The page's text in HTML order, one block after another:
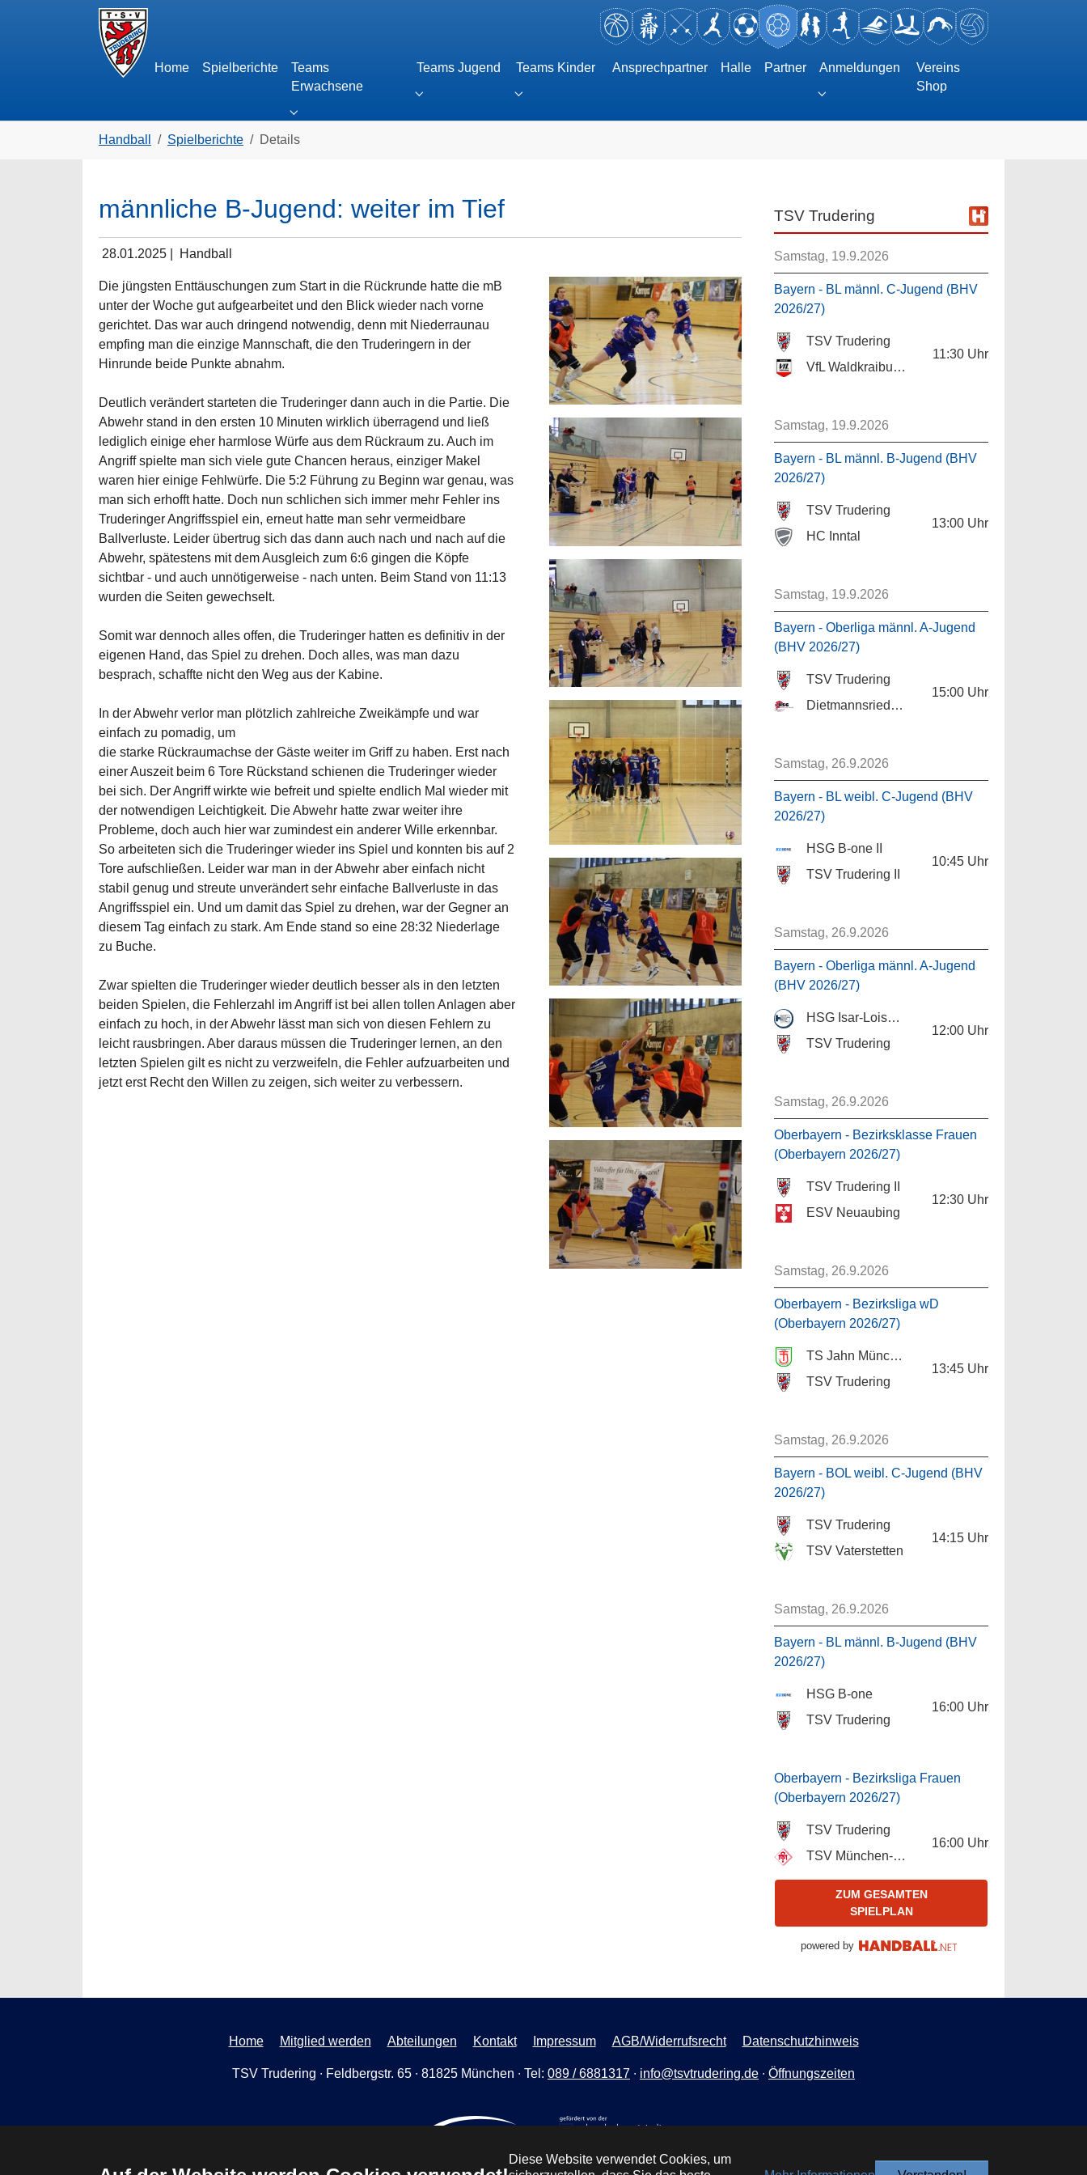
Diese Website verwendet Cookies, um
Skip to main navigation
Zum Hauptinhalt springen
Skip to page footer
Home Spielberichte
Teams
Erwachsene
Submenu for "Teams Erwachsene"
Teams Jugend
Submenu for "Teams Jugend"
Teams Kinder
Submenu for "Teams Kinder"
Ansprechpartner Halle Partner Anmeldungen
Submenu for "Anmeldungen"
Vereins
Shop
Handball Spielberichte Details
männliche B-Jugend: weiter im Tief
28.01.2025 Handball
Die jüngsten Enttäuschungen zum Start in die Rückrunde hatte die mB
unter der Woche gut aufgearbeitet und den Blick wieder nach vorne
gerichtet. Das war auch dringend notwendig, denn mit Niederraunau
empfing man die einzige Mannschaft, die den Truderingern in der
Hinrunde beide Punkte abnahm.
Deutlich verändert starteten die Truderinger dann auch in die Partie. Die
Abwehr stand in den ersten 10 Minuten wirklich überragend und ließ
lediglich einige eher harmlose Würfe aus dem Rückraum zu. Auch im
Angriff spielte man sich viele gute Chancen heraus, einziger Makel
waren hier einige Fehlwürfe. Die 5:2 Führung zu Beginn war genau, was
man sich erhofft hatte. Doch nun schlichen sich immer mehr Fehler ins
Truderinger Angriffsspiel ein, erneut hatte man sehr vermeidbare
Ballverluste. Leider übertrug sich das dann auch nach und nach auf die
Abwehr, spätestens mit dem Ausgleich zum 6:6 gingen die Köpfe
sichtbar - und auch unnötigerweise - nach unten. Beim Stand von 11:13
wurden die Seiten gewechselt.
Somit war dennoch alles offen, die Truderinger hatten es definitiv in der
eigenen Hand, das Spiel zu drehen. Doch alles, was man dazu
besprach, schaffte nicht den Weg aus der Kabine.
In der Abwehr verlor man plötzlich zahlreiche Zweikämpfe und war
einfach zu pomadig, um
die starke Rückraumachse der Gäste weiter im Griff zu haben. Erst nach
einer Auszeit beim 6 Tore Rückstand schienen die Truderinger wieder
bei sich. Der Angriff wirkte wie befreit und spielte endlich Mal wieder mit
der notwendigen Leichtigkeit. Die Abwehr hatte zwar weiter ihre
Probleme, doch auch hier war zumindest ein anderer Wille erkennbar.
So arbeiteten sich die Truderinger wieder ins Spiel und konnten bis auf 2
Tore aufschließen. Leider war man in der Abwehr aber einfach nicht
stabil genug und streute unverändert sehr einfache Ballverluste in das
Angriffsspiel ein. Und um damit das Spiel zu drehen, war der Gegner an
diesem Tag einfach zu stark. Am Ende stand so eine 28:32 Niederlage
zu Buche.
Zwar spielten die Truderinger wieder deutlich besser als in den letzten
beiden Spielen, die Fehlerzahl im Angriff ist bei allen tollen Anlagen aber
einfach zu hoch, in der Abwehr lässt man sich von diesen Fehlern zu
leicht rausbringen. Aber daraus müssen die Truderinger lernen, an den
letzten Spielen gilt es nicht zu verzweifeln, die Fehler aufzuarbeiten und
jetzt erst Recht den Willen zu zeigen, sich weiter zu verbessern.
TSV Trudering
Samstag, 19.9.2026
Bayern - BL männl. C-Jugend (BHV
2026/27)
TSV Trudering
VfL Waldkraiburg II
11:30 Uhr
Samstag, 19.9.2026
Bayern - BL männl. B-Jugend (BHV
2026/27)
TSV Trudering
HC Inntal
13:00 Uhr
Samstag, 19.9.2026
Bayern - Oberliga männl. A-Jugend
(BHV 2026/27)
TSV Trudering
Dietmannsried/Altusried
15:00 Uhr
Samstag, 26.9.2026
Bayern - BL weibl. C-Jugend (BHV
2026/27)
HSG B-one II
TSV Trudering II
10:45 Uhr
Samstag, 26.9.2026
Bayern - Oberliga männl. A-Jugend
(BHV 2026/27)
HSG Isar-Loisach
TSV Trudering
12:00 Uhr
Samstag, 26.9.2026
Oberbayern - Bezirksklasse Frauen
(Oberbayern 2026/27)
TSV Trudering II
ESV Neuaubing
12:30 Uhr
Samstag, 26.9.2026
Oberbayern - Bezirksliga wD
(Oberbayern 2026/27)
TS Jahn München
TSV Trudering
13:45 Uhr
Samstag, 26.9.2026
Bayern - BOL weibl. C-Jugend (BHV
2026/27)
TSV Trudering
TSV Vaterstetten
14:15 Uhr
Samstag, 26.9.2026
Bayern - BL männl. B-Jugend (BHV
2026/27)
HSG B-one
TSV Trudering
16:00 Uhr
Oberbayern - Bezirksliga Frauen
(Oberbayern 2026/27)
TSV Trudering
TSV München-Ost
16:00 Uhr
ZUM GESAMTEN
SPIELPLAN
powered by
Home Mitglied werden Abteilungen Kontakt Impressum AGB/Widerrufsrecht Datenschutzhinweis
TSV Trudering ∙ Feldbergstr. 65 ∙ 81825 München ∙ Tel: 089 / 6881317 ∙ info@tsvtrudering.de ∙ Öffnungszeiten